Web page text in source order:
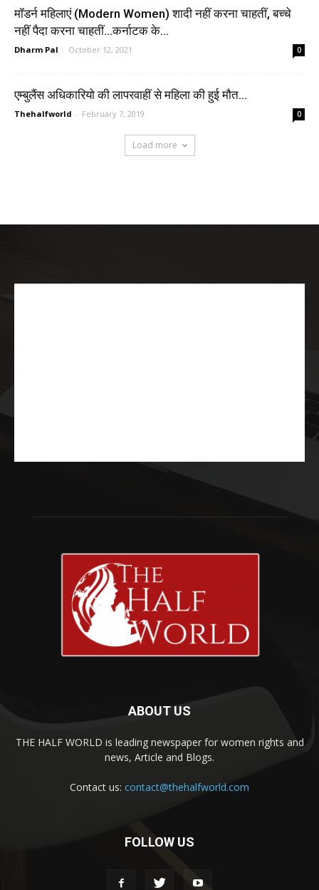
मॉडर्न महिलाएं (Modern Women) शादी नहीं करना चाहतीं, बच्चे
नहीं पैदा करना चाहतीं…कर्नाटक के...
Dharm Pal - October 12, 2021 0
एम्बुलैंस अधिकारियो की लापरवाहीं से महिला की हुई मौत…
Thehalfworld - February 7, 2019 0
Load more
ABOUT US
THE HALF WORLD is leading newspaper for women rights and
news, Article and Blogs.
Contact us: contact@thehalfworld.com
FOLLOW US